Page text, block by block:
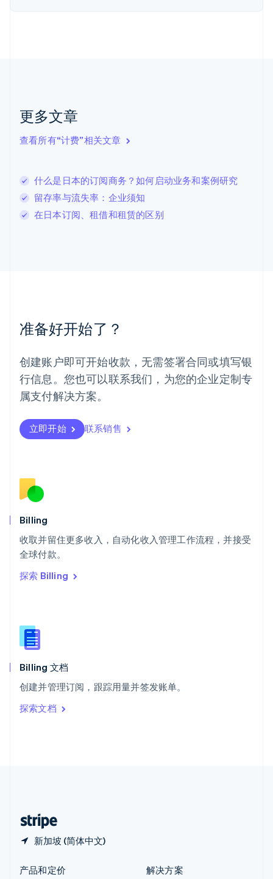
更多文章
查看所有“计费”相关文章
什么是日本的订阅商务？如何启动业务和案例研究
留存率与流失率：企业须知
在日本订阅、租借和租赁的区别
准备好开始了？
创建账户即可开始收款，无需签署合同或填写银
行信息。您也可以联系我们，为您的企业定制专
属支付解决方案。
立即开始 联系销售
Billing
收取并留住更多收入，自动化收入管理工作流程，并接受
全球付款。
探索 Billing
Billing 文档
创建并管理订阅，跟踪用量并签发账单。
探索文档
新加坡 (简体中文)
English
English
卢森堡
罗马尼亚
English
挪威
葡萄牙
Português English
日本
日本語English
瑞典
瑞士
DeutschFrançais
English
斯洛文尼亚
泰国
ไทยEnglish
希腊
English
西班牙
新西兰
English
匈牙利
English
ItalianoEnglish
印度
English
产品和定价
解决方案